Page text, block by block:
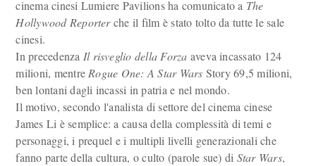
cinema cinesi Lumiere Pavilions ha comunicato a The
Hollywood Reporterche il film è stato tolto da tutte le sale
cinesi.
In precedenza Il risveglio della Forza aveva incassato 124
milioni, mentre Rogue One: A Star Wars Story 69,5 milioni,
ben lontani dagli incassi in patria e nel mondo.
Il motivo, secondo l'analista di settore del cinema cinese
James Li è semplice: a causa della complessità di temi e
personaggi, i prequel e i multipli livelli generazionali che
fanno parte della cultura, o culto (parole sue) di Star Wars,